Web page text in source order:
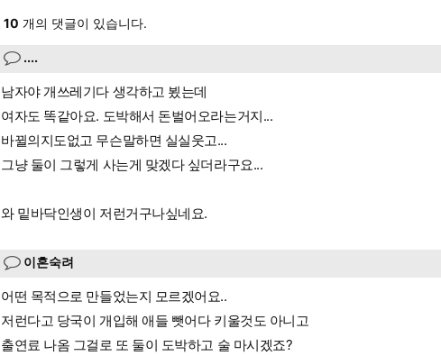
10 개의 댓글이 있습니다.
....
남자야 개쓰레기다 생각하고 뵜는데
여자도 똑같아요. 도박해서 돈벌어오라는거지...
바뀔의지도없고 무슨말하면 실실웃고...
그냥 둘이 그렇게 사는게 맞겠다 싶더라구요...
와 밑바닥인생이 저런거구나싶네요.
이혼숙려
어떤 목적으로 만들었는지 모르겠어요..
저런다고 당국이 개입해 애들 뺏어다 키울것도 아니고
출연료 나옴 그걸로 또 둘이 도박하고 술 마시겠죠?